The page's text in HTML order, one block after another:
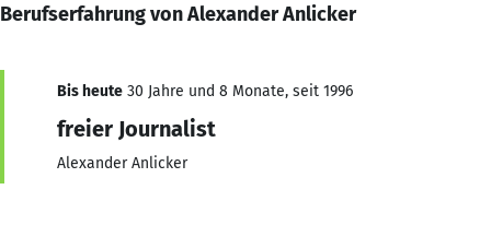
Berufserfahrung von Alexander Anlicker
Bis heute 30 Jahre und 8 Monate, seit 1996
freier Journalist
Alexander Anlicker